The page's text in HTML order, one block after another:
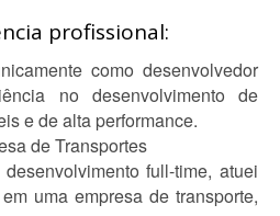
profissional:
como desenvolvedor
no desenvolvimento de
e de alta performance.
de Transportes
full-time, atuei
uma empresa de transporte,